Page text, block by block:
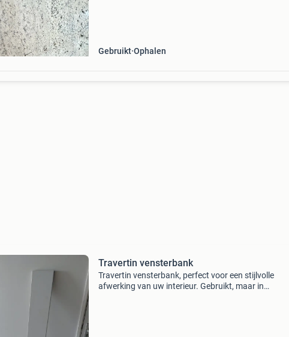
Gebruikt Ophalen
Travertin vensterbank
Travertin vensterbank, perfect voor een stijlvolle
afwerking van uw interieur. Gebruikt, maar in